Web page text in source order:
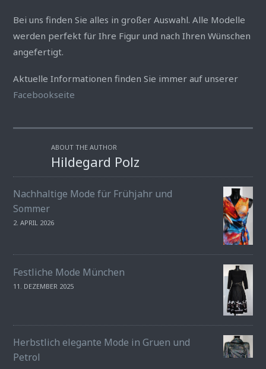
Bei uns finden Sie alles in großer Auswahl. Alle Modelle
werden perfekt für Ihre Figur und nach Ihren Wünschen
angefertigt.
Aktuelle Informationen finden Sie immer auf unserer
Facebookseite
ABOUT THE AUTHOR
Hildegard Polz
Nachhaltige Mode für Frühjahr und
Sommer
2. APRIL 2026
Festliche Mode München
11. DEZEMBER 2025
Herbstlich elegante Mode in Gruen und
Petrol